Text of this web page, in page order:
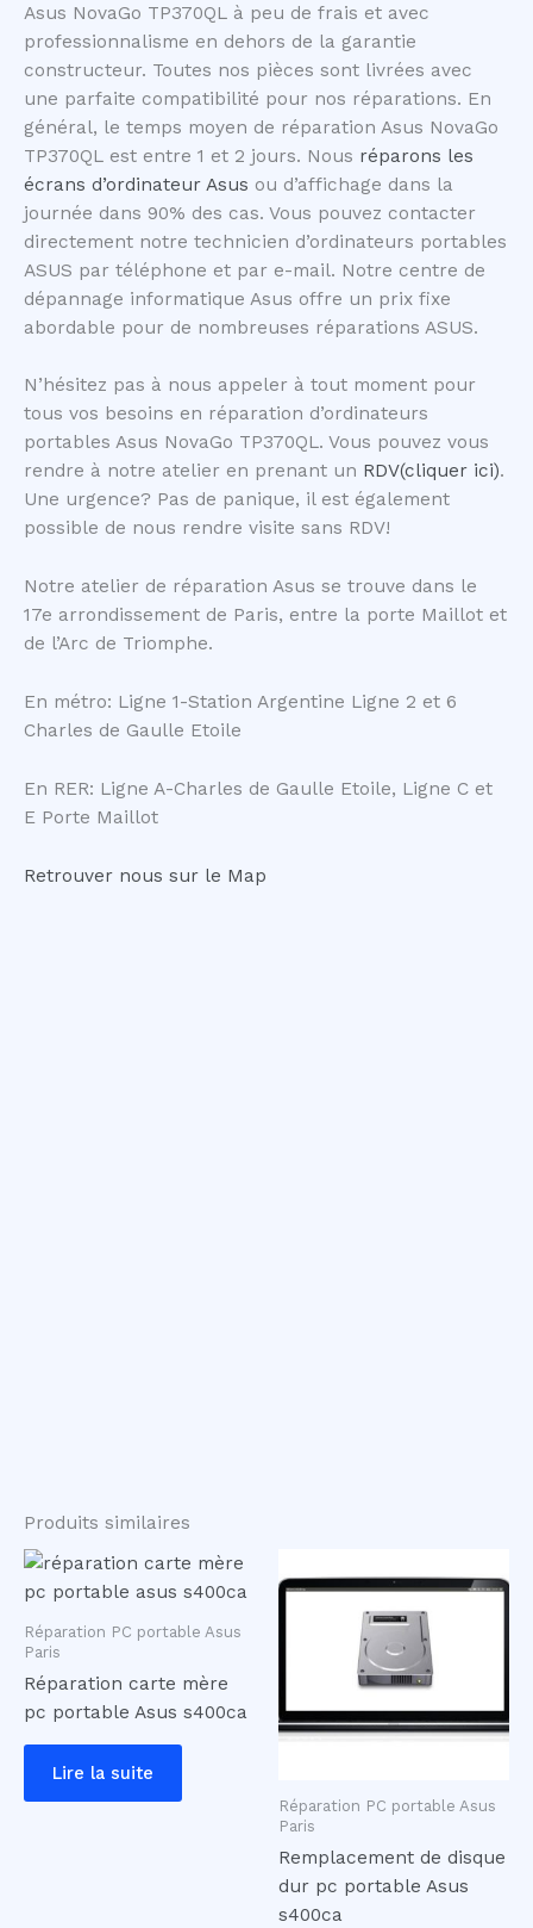
Asus NovaGo TP370QL à peu de frais et avec
professionnalisme en dehors de la garantie
constructeur. Toutes nos pièces sont livrées avec
une parfaite compatibilité pour nos réparations. En
général, le temps moyen de réparation Asus NovaGo
TP370QL est entre 1 et 2 jours. Nous réparons les
écrans d’ordinateur Asus ou d’affichage dans la
journée dans 90% des cas. Vous pouvez contacter
directement notre technicien d’ordinateurs portables
ASUS par téléphone et par e-mail. Notre centre de
dépannage informatique Asus offre un prix fixe
abordable pour de nombreuses réparations ASUS.
N’hésitez pas à nous appeler à tout moment pour
tous vos besoins en réparation d’ordinateurs
portables Asus NovaGo TP370QL. Vous pouvez vous
rendre à notre atelier en prenant un RDV(cliquer ici).
Une urgence? Pas de panique, il est également
possible de nous rendre visite sans RDV!
Notre atelier de réparation Asus se trouve dans le
17e arrondissement de Paris, entre la porte Maillot et
de l’Arc de Triomphe.
En métro: Ligne 1-Station Argentine Ligne 2 et 6
Charles de Gaulle Etoile
En RER: Ligne A-Charles de Gaulle Etoile, Ligne C et
E Porte Maillot
Retrouver nous sur le Map
Produits similaires
Réparation PC portable Asus
Paris
Réparation carte mère
pc portable Asus s400ca
Lire la suite
Réparation PC portable Asus
Paris
Remplacement de disque
dur pc portable Asus
s400ca